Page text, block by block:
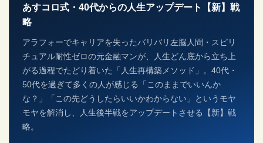
あすコロ式・40代からの人生アップデート【新】戦
略
アラフォーでキャリアを失ったバリバリ左脳人間・スピリ
チュアル耐性ゼロの元金融マンが、人生どん底から立ち上
がる過程でたどり着いた「人生再構築メソッド」。40代・
50代を過ぎて多くの人が感じる「このままでいいんか
な？」「この先どうしたらいいかわからない」というモヤ
モヤを解消し、人生後半戦をアップデートさせる【新】戦
略。